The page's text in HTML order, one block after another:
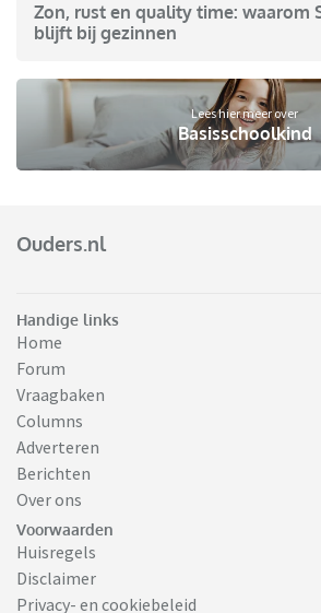
Zon, rust en quality time: waarom
blijft bij gezinnen
Lees hier meer over
Basisschoolkind
Ouders.nl
Handige links
Home
Forum
Vraagbaken
Columns
Adverteren
Berichten
Over ons
Voorwaarden
Huisregels
Disclaimer
Privacy- en cookiebeleid